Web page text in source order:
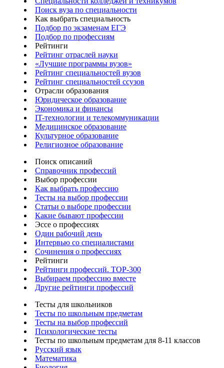
Поиск вуза по специальности
Как выбрать специальность
Подбор по экзаменам ЕГЭ
Подбор по профессиям
Рейтинги
Рейтинг отраслей науки
«Лучшие программы вузов»
Рейтинг специальностей вузов
Рейтинг специальностей ссузов
Отрасли образования
Юридическое образование
Экономика и финансы
IT-технологии и телекоммуникации
Медицинское образование
Культурное образование
Религиозное образование
Поиск описаний
Справочник профессий
Выбор профессии
Как выбрать профессию
Тесты на выбор профессии
Статьи о выборе профессии
Какие бывают профессии
Эссе о профессиях
Один рабочий день
Интервью со специалистами
Сочинения о профессиях
Рейтинги
Рейтинги профессий. TOP-300
Выбираем профессию вместе
Другие рейтинги профессий
Тесты для школьников
Тесты по школьным предметам
Тесты на выбор профессий
Психологические тесты
Тесты по школьным предметам для 8-11 классов
Русский язык
Математика